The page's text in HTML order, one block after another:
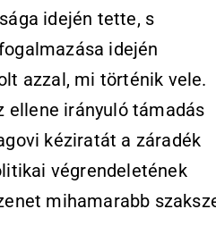
idején tette, s
idején
azzal, mi történik vele.
ellene irányuló támadás
kéziratát a záradék
végrendeletének
mihamarabb